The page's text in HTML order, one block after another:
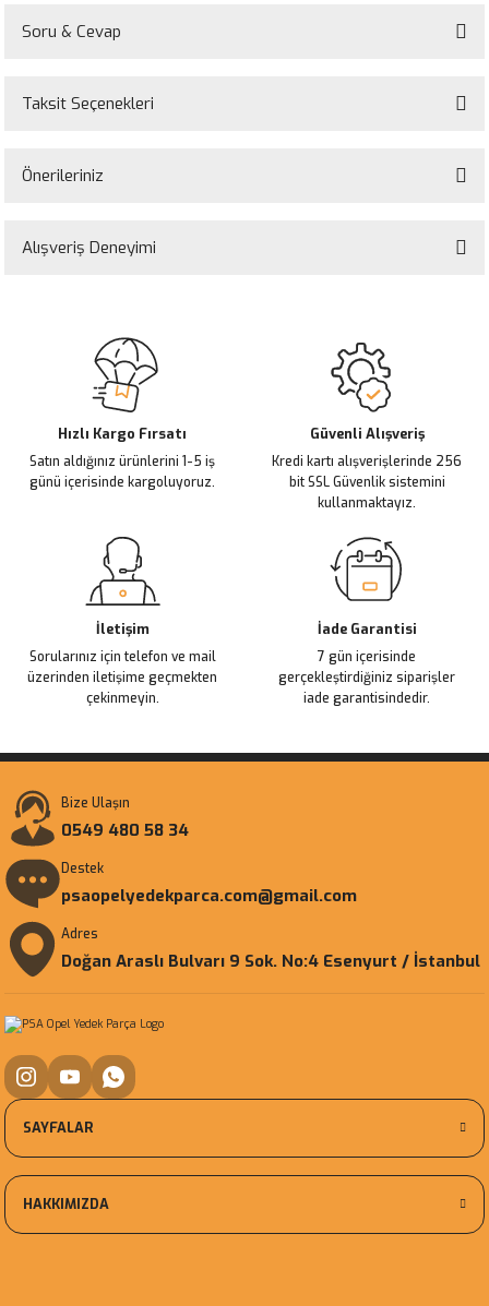
Soru & Cevap
Ürün hakkında henüz soru sorulmamış.
Taksit Seçenekleri
Önerileriniz
yetersiz gördüğünüz noktaları öneri formunu kullanarak tarafımıza
Ürün resmi kalitesiz, bozuk veya görüntülenemiyor.
Ürün açıklamasında eksik bilgiler bulunuyor.
Ürün bilgilerinde hatalar bulunuyor.
Ürün fiyatı diğer sitelerden daha pahalı.
Bu ürüne benzer farklı alternatifler olmalı.
Alışveriş Deneyimi
Hızlı Kargo Fırsatı
Satın aldığınız ürünlerini 1-5 iş
günü içerisinde kargoluyoruz.
Güvenli Alışveriş
Kredi kartı alışverişlerinde 256
bit SSL Güvenlik sistemini
kullanmaktayız.
İletişim
Sorularınız için telefon ve mail
üzerinden iletişime geçmekten
çekinmeyin.
İade Garantisi
7 gün içerisinde
gerçekleştirdiğiniz siparişler
iade garantisindedir.
Bize Ulaşın
0549 480 58 34
Destek
psaopelyedekparca.com@gmail.com
Adres
Doğan Araslı Bulvarı 9 Sok. No:4 Esenyurt / İstanbul
SAYFALAR
HAKKIMIZDA